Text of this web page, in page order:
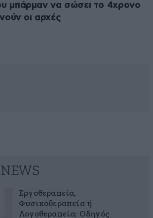
μπάρμαν να σώσει το 4χρονο
οι αρχές
Εργοθεραπεία,
Φυσικοθεραπεία ή
Λογοθεραπεία; Οδηγός